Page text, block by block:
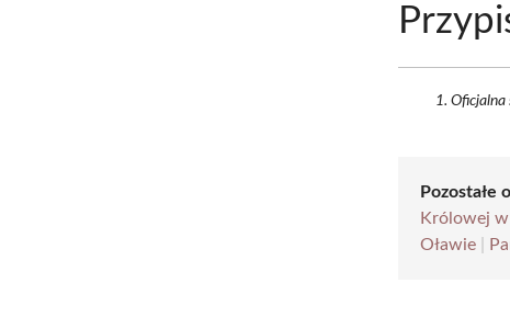
Oficjalna
Pozostałe
Królowej
Oławie